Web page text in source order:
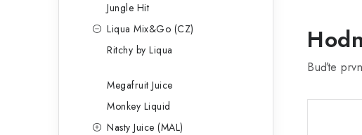
Jungle Hit
Liqua Mix&Go (CZ)
Ritchy by Liqua
Megafruit Juice
Monkey Liquid
Nasty Juice (MAL)
Buďte